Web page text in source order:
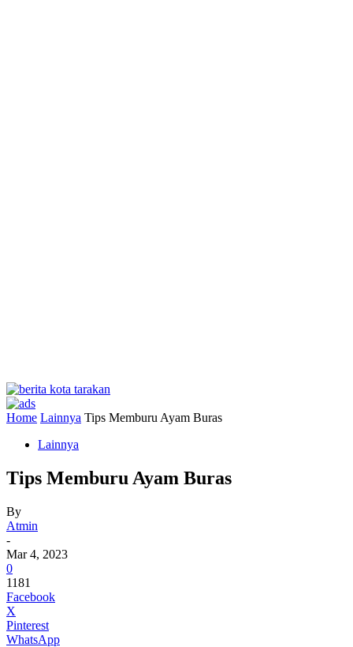
Home Lainnya Tips Memburu Ayam Buras
Lainnya
Tips Memburu Ayam Buras
By
Atmin
-
Mar 4, 2023
0
1181
Facebook
X
Pinterest
WhatsApp